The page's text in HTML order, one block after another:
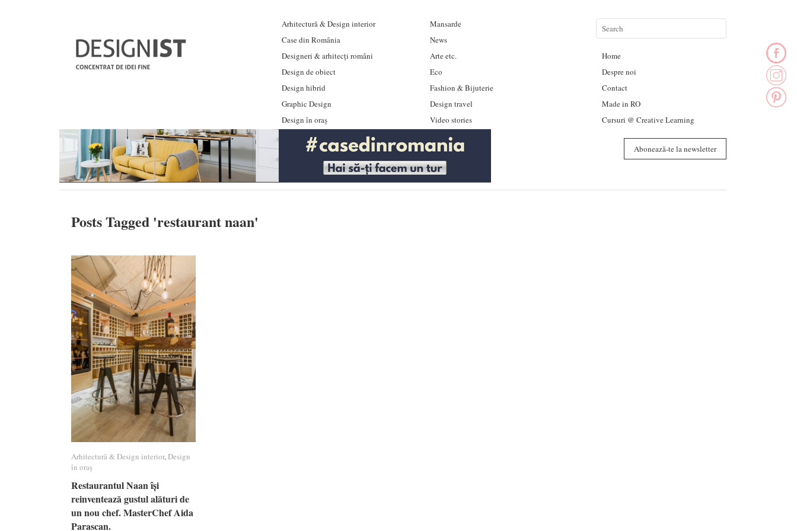
Arhitectură & Design interior
Case din România
Designeri & arhitecți români
Design de obiect
Design hibrid
Graphic Design
Design în oraș
Mansarde
News
Arte etc.
Eco
Fashion & Bijuterie
Design travel
Video stories
Home
Despre noi
Contact
Made in RO
Cursuri @ Creative Learning
Abonează-te la newsletter
Posts Tagged 'restaurant naan'
Arhitectură & Design interior,Design
în oraș
Restaurantul Naan își
reinventează gustul alături de
un nou chef. MasterChef Aida
Parascan.
Arhitectură & Design interior Design
în oraș
Restaurantul Naan își
reinventează gustul alături de
un nou chef. MasterChef Aida
Parascan.